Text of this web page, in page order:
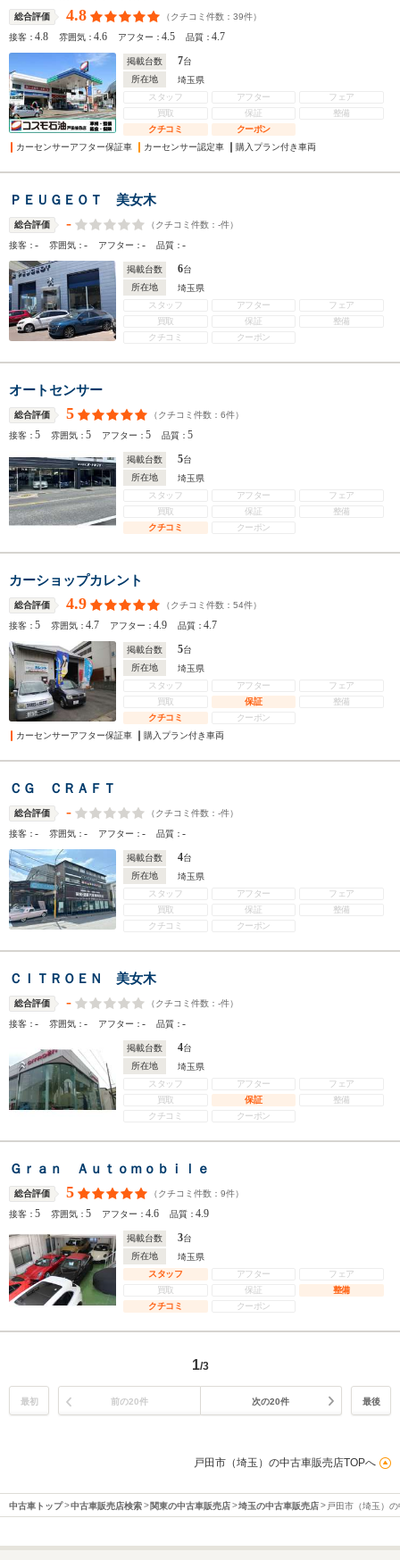
総合評価 4.8 （クチコミ件数： 39件）
接客：4.8 雰囲気：4.6 アフター：4.5 品質：4.7
掲載台数 7台
所在地
埼玉県
スタッフ
アフター
フェア
買取
保証
整備
クチコミ
クーポン
カーセンサーアフター保証車
カーセンサー認定車 購入プラン付き車両
ＰＥＵＧＥＯＴ 美女木
総合評価 - （クチコミ件数： -件）
接客：- 雰囲気：- アフター：- 品質：-
掲載台数 6台
所在地
埼玉県
スタッフ
アフター
フェア
買取
保証
整備
クチコミ
クーポン
オートセンサー
総合評価 5 （クチコミ件数： 6件）
接客：5 雰囲気：5 アフター：5 品質：5
掲載台数 5台
所在地
埼玉県
スタッフ
アフター
フェア
買取
保証
整備
クチコミ
クーポン
カーショップカレント
総合評価 4.9 （クチコミ件数： 54件）
接客：5 雰囲気：4.7 アフター：4.9 品質：4.7
掲載台数 5台
所在地
埼玉県
スタッフ
アフター
フェア
買取
保証
整備
クチコミ
クーポン
カーセンサーアフター保証車
購入プラン付き車両
ＣＧ ＣＲＡＦＴ
総合評価 - （クチコミ件数： -件）
接客：- 雰囲気：- アフター：- 品質：-
掲載台数 4台
所在地
埼玉県
スタッフ
アフター
フェア
買取
保証
整備
クチコミ
クーポン
ＣＩＴＲＯＥＮ 美女木
総合評価 - （クチコミ件数： -件）
接客：- 雰囲気：- アフター：- 品質：-
掲載台数 4台
所在地
埼玉県
スタッフ
アフター
フェア
買取
保証
整備
クチコミ
クーポン
Ｇｒａｎ Ａｕｔｏｍｏｂｉｌｅ
総合評価 5 （クチコミ件数： 9件）
接客：5 雰囲気：5 アフター：4.6 品質：4.9
掲載台数 3台
所在地
埼玉県
スタッフ
アフター
フェア
買取
保証
整備
クチコミ
クーポン
1/3
最初 前の20件 次の20件 最後
戸田市（埼玉）の中古車販売店TOPへ
中古車トップ 中古車販売店検索 関東の中古車販売店 埼玉の中古車販売店 戸田市（埼玉）